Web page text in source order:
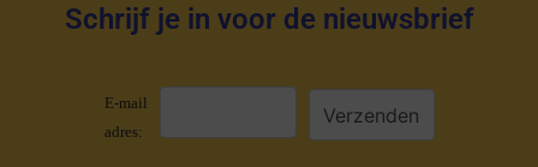
Schrijf je in voor de nieuwsbrief
E-mail
adres: